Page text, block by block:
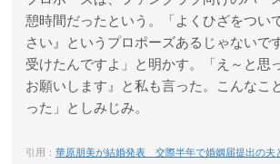
憩時間だったという。「よくひざをつい
さい』というプロポーズあるじゃないで
受けたんですよ」と明かす。「え～と思
お願いします』と私も言った。こんなこ
った」としみじみ。
引用： 華原朋美が結婚発表 交際半年で婚姻届提出の夫